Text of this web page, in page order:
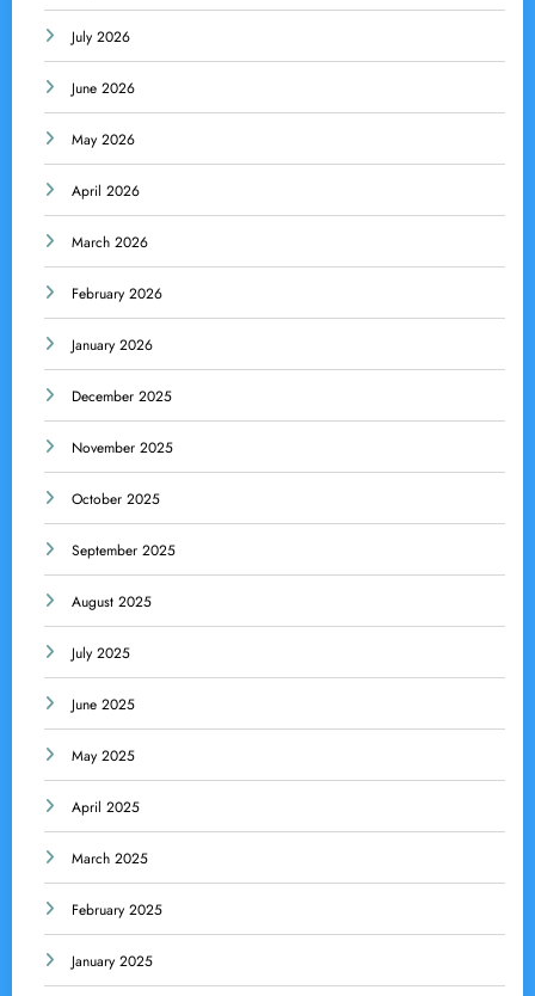
July 2026
June 2026
May 2026
April 2026
March 2026
February 2026
January 2026
December 2025
November 2025
October 2025
September 2025
August 2025
July 2025
June 2025
May 2025
April 2025
March 2025
February 2025
January 2025